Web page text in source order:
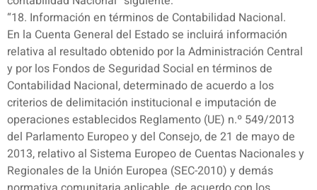
“18. Información en términos de Contabilidad Nacional.
En la Cuenta General del Estado se incluirá información
relativa al resultado obtenido por la Administración Central
y por los Fondos de Seguridad Social en términos de
Contabilidad Nacional, determinado de acuerdo a los
criterios de delimitación institucional e imputación de
operaciones establecidos Reglamento (UE) n.º 549/2013
del Parlamento Europeo y del Consejo, de 21 de mayo de
2013, relativo al Sistema Europeo de Cuentas Nacionales y
Regionales de la Unión Europea (SEC-2010) y demás